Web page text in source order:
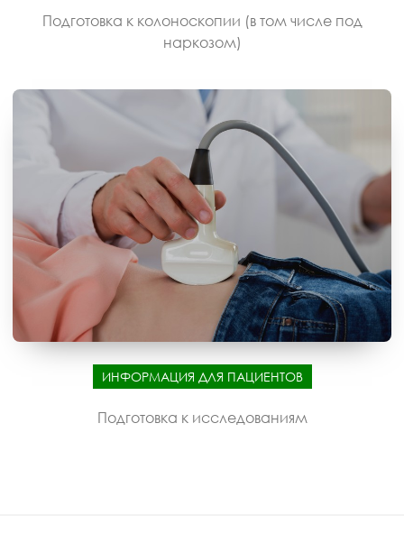
Подготовка к колоноскопии (в том числе под
наркозом)
ИНФОРМАЦИЯ ДЛЯ ПАЦИЕНТОВ
Подготовка к исследованиям